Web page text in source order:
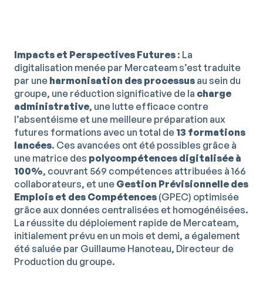
Impacts et Perspectives Futures : La
digitalisation menée par Mercateam s’est traduite
par une harmonisation des processus au sein du
groupe, une réduction significative de la charge
administrative, une lutte efficace contre
l’absentéisme et une meilleure préparation aux
futures formations avec un total de 13 formations
lancées. Ces avancées ont été possibles grâce à
une matrice des polycompétences digitalisée à
100%, couvrant 569 compétences attribuées à 166
collaborateurs, et une Gestion Prévisionnelle des
Emplois et des Compétences (GPEC) optimisée
grâce aux données centralisées et homogénéisées.
La réussite du déploiement rapide de Mercateam,
initialement prévu en un mois et demi, a également
été saluée par Guillaume Hanoteau, Directeur de
Production du groupe.